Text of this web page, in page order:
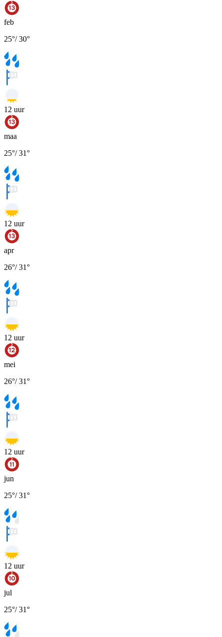
feb
25°/30°
12 uur
maa
25°/31°
12 uur
apr
26°/31°
12 uur
mei
26°/31°
12 uur
jun
25°/31°
12 uur
jul
25°/31°